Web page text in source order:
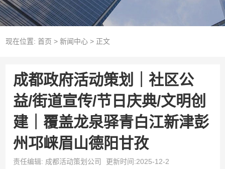
现在位置: 首页 > 新闻中心> 正文
成都政府活动策划｜社区公
益/街道宣传/节日庆典/文明创
建｜覆盖龙泉驿青白江新津彭
州邛崃眉山德阳甘孜
责任编辑: 成都活动策划公司 更新时间:2025-12-2